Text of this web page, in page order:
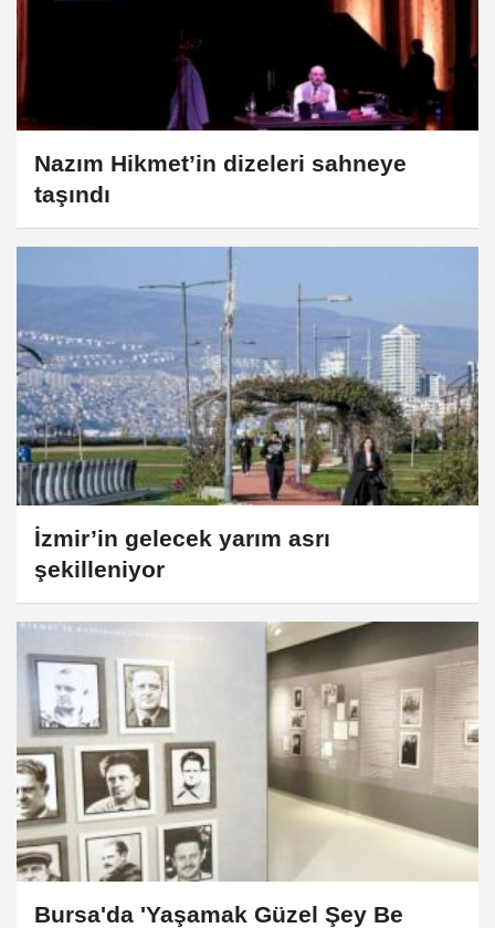
Nazım Hikmet’in dizeleri sahneye
taşındı
İzmir’in gelecek yarım asrı
şekilleniyor
Bursa'da 'Yaşamak Güzel Şey Be